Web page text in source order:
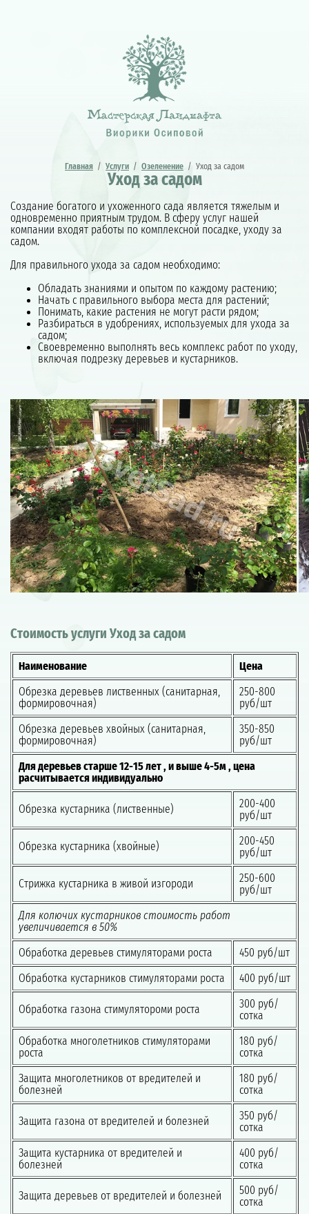
Главная / Услуги / Озеленение / Уход за садом
Уход за садом
Создание богатого и ухоженного сада является тяжелым и
одновременно приятным трудом. В сферу услуг нашей
компании входят работы по комплексной посадке, уходу за
садом.
Для правильного ухода за садом необходимо:
Обладать знаниями и опытом по каждому растению;
Начать с правильного выбора места для растений;
Понимать, какие растения не могут расти рядом;
Разбираться в удобрениях, используемых для ухода за
садом;
Своевременно выполнять весь комплекс работ по уходу,
включая подрезку деревьев и кустарников.
Стоимость услуги Уход за садом
Наименование Цена
Обрезка деревьев лиственных (санитарная,
формировочная)
250-800
руб/шт
Обрезка деревьев хвойных (санитарная,
формировочная)
350-850
руб/шт
Для деревьев старше 12-15 лет , и выше 4-5м , цена
расчитывается индивидуально
Обрезка кустарника (лиственные)
200-400
руб/шт
Обрезка кустарника (хвойные)
200-450
руб/шт
Стрижка кустарника в живой изгороди
250-600
руб/шт
Для колючих кустарников стоимость работ
увеличивается в 50%
Обработка деревьев стимуляторами роста 450 руб/шт
Обработка кустарников стимуляторами роста 400 руб/шт
Обработка газона стимулятороми роста
300 руб/
сотка
Обработка многолетников стимуляторами
роста
180 руб/
сотка
Защита многолетников от вредителей и
болезней
180 руб/
сотка
Защита газона от вредителей и болезней
350 руб/
сотка
Защита кустарника от вредителей и
болезней
400 руб/
сотка
Защита деревьев от вредителей и болезней
500 руб/
сотка